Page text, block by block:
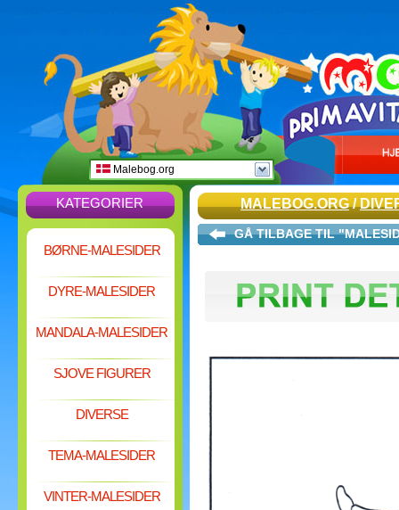
Malebog.org
KATEGORIER
BØRNE-MALESIDER
DYRE-MALESIDER
MANDALA-MALESIDER
SJOVE FIGURER
DIVERSE
TEMA-MALESIDER
VINTER-MALESIDER
MALEBOG.ORG/
GÅ TILBAGE TIL